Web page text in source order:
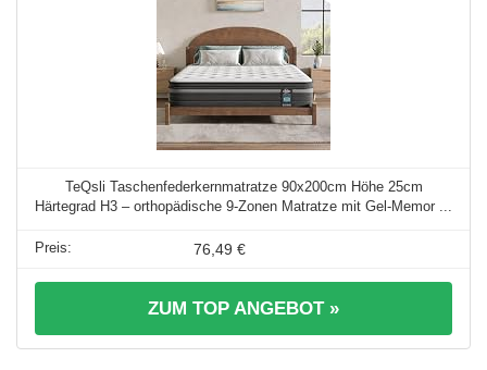
TeQsli Taschenfederkernmatratze 90x200cm Höhe 25cm
Härtegrad H3 – orthopädische 9-Zonen Matratze mit Gel-Memor ...
76,49 €
ZUM TOP ANGEBOT »